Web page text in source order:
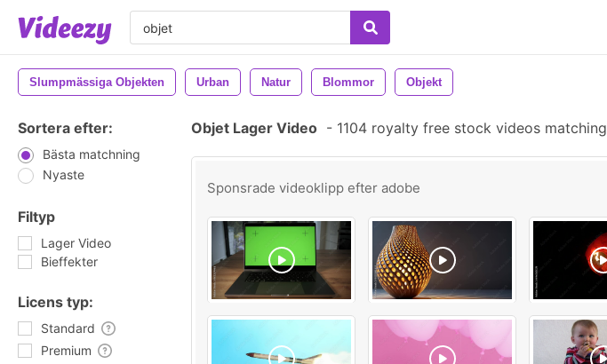
Slumpmässiga Objekten Urban Natur Blommor Objekt
Sortera efter:
Bästa matchning
Nyaste
Filtyp
Lager Video
Bieffekter
Licens typ:
Standard
Premium
Objet Lager Video - 1104 royalty free stock videos matching
Sponsrade videoklipp efter adobe